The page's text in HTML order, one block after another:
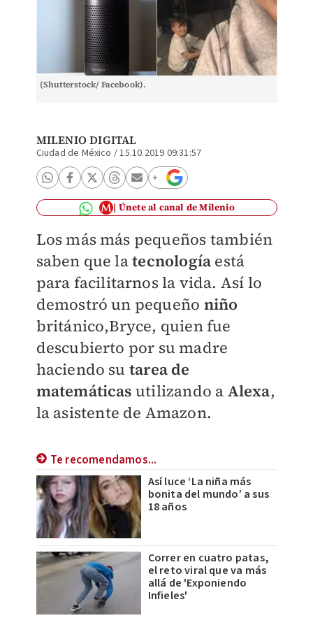
(Shutterstock/ Facebook).
MILENIO DIGITAL
Ciudad de México /15.10.2019 09:31:57
Únete al canal de Milenio
Los más más pequeños también
saben que latecnología está
para facilitarnos la vida. Así lo
demostró un pequeño niño
británico,Bryce, quien fue
descubierto por su madre
haciendo su tarea de
matemáticas utilizando a Alexa,
la asistente de Amazon.
Te recomendamos...
Así luce ‘La niña más
bonita del mundo’ a sus
18 años
Correr en cuatro patas,
el reto viral que va más
allá de 'Exponiendo
Infieles'